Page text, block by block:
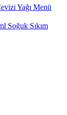
Yağı Menü
Soğuk Sıkım